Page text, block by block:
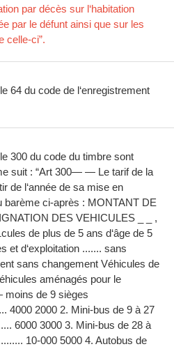
par décès sur l‘habitation
par le défunt ainsi que sur les
celle-ci”.
64 du code de l‘enregistrement
300 du code du timbre sont
suit : “Art 300— — Le tarif de la
de l‘année de sa mise en
barème ci-après : MONTANT DE
DES VEHICULES _ _ ,
de plus de 5 ans d‘âge de 5
et d‘exploitation ....... sans
sans changement Véhicules de
aménagés pour le
de 9 sièges
4000 2000 2. Mini-bus de 9 à 27
6000 3000 3. Mini-bus de 28 à
10-000 5000 4. Autobus de